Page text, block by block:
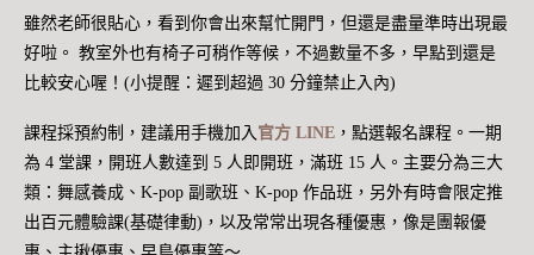
雖然老師很貼心，看到你會出來幫忙開門，但還是盡量準時出現最
好啦。 教室外也有椅子可稍作等候，不過數量不多，早點到還是
比較安心喔！(小提醒：遲到超過 30 分鐘禁止入內)
課程採預約制，建議用手機加入 官方 LINE ，點選報名課程。一期
為 4 堂課，開班人數達到 5 人即開班，滿班 15 人。主要分為三大
類：舞感養成、K-pop 副歌班、K-pop 作品班，另外有時會限定推
出百元體驗課(基礎律動)，以及常常出現各種優惠，像是團報優